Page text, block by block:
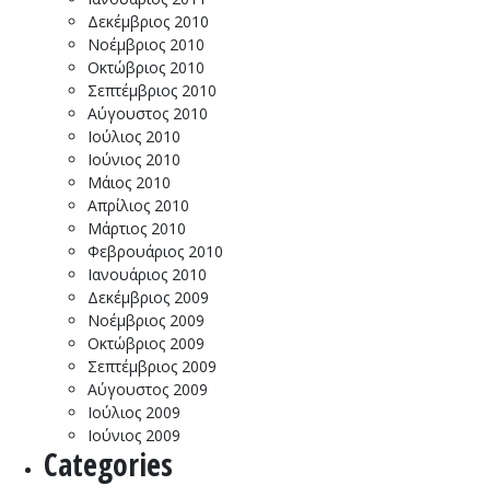
Δεκέμβριος 2010
Νοέμβριος 2010
Οκτώβριος 2010
Σεπτέμβριος 2010
Αύγουστος 2010
Ιούλιος 2010
Ιούνιος 2010
Μάιος 2010
Απρίλιος 2010
Μάρτιος 2010
Φεβρουάριος 2010
Ιανουάριος 2010
Δεκέμβριος 2009
Νοέμβριος 2009
Οκτώβριος 2009
Σεπτέμβριος 2009
Αύγουστος 2009
Ιούλιος 2009
Ιούνιος 2009
Categories